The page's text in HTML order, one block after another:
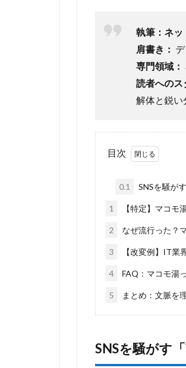
執筆：ネッ
肩書き：
専門領域：
読者へのス
解体と鋭い
目次
0.1 SNSを騒が
1 【特定】マコモ
2 なぜ流行った？
3 【改変例】IT業
4 FAQ：マコモ湯
5 まとめ：文脈を
SNSを騒がす